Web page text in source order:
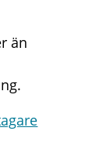
än